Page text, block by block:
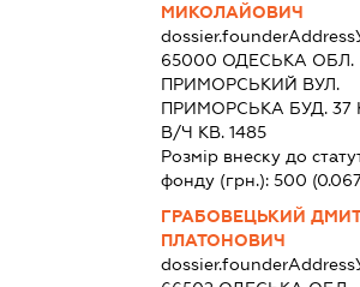
МИКОЛАЙОВИЧ
dossier.founderAddress
65000 ОДЕСЬКА ОБЛ.
ПРИМОРСЬКИЙ ВУЛ.
ПРИМОРСЬКА БУД. 37
В/Ч КВ. 1485
Розмір внеску до
фонду (грн.): 500
ГРАБОВЕЦЬКИЙ
ПЛАТОНОВИЧ
dossier.founderAddress